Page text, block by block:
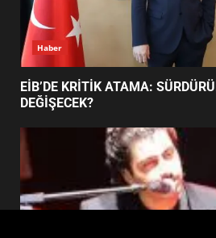
5
BURHANİYE
TURNUVASI
7
BURHANİYE
YENİ YÖNETİM
ŞEKİLLENDİ?
Haber
EİB’DE KRİTİK ATAMA:
DEĞİŞECEK?